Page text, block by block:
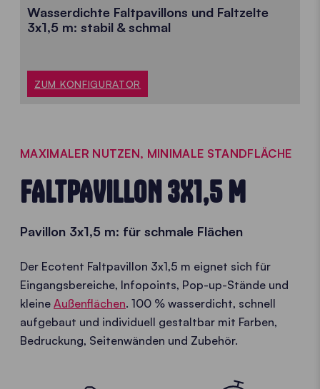
Wasserdichte Faltpavillons und Faltzelte
3x1,5 m: stabil & schmal
ZUM KONFIGURATOR
MAXIMALER NUTZEN, MINIMALE STANDFLÄCHE
FALTPAVILLON 3X1,5 M
Pavillon 3x1,5 m: für schmale Flächen
Der Ecotent Faltpavillon 3x1,5 m eignet sich für
Eingangsbereiche, Infopoints, Pop-up-Stände und
kleine Außenflächen. 100 % wasserdicht, schnell
aufgebaut und individuell gestaltbar mit Farben,
Bedruckung, Seitenwänden und Zubehör.